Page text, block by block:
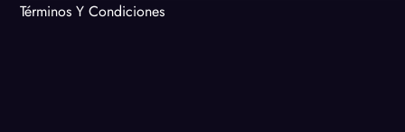
Términos Y Condiciones